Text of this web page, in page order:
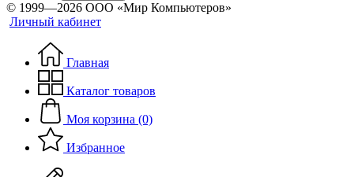
© 1999—2026 ООО «Мир Компьютеров»
Личный кабинет
Главная
Каталог товаров
Моя корзина (0)
Избранное